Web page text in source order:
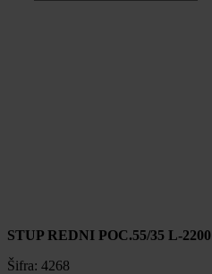
STUP REDNI POC.55/35 L-2200
Šifra: 4268